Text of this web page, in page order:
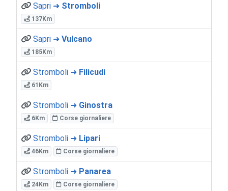
Sapri ➜ Stromboli
137Km
Sapri ➜ Vulcano
185Km
Stromboli ➜ Filicudi
61Km
Stromboli ➜ Ginostra
6Km Corse giornaliere
Stromboli ➜ Lipari
46Km Corse giornaliere
Stromboli ➜ Panarea
24Km Corse giornaliere